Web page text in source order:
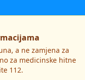
a ne zamjena za
za medicinske hitne
112.